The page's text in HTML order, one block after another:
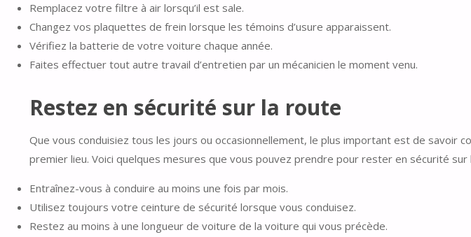
Remplacez votre filtre à air lorsqu’il est sale.
Changez vos plaquettes de frein lorsque les témoins d’usure apparaissent.
Vérifiez la batterie de votre voiture chaque année.
Faites effectuer tout autre travail d’entretien par un mécanicien le moment venu.
Restez en sécurité sur la route
Que vous conduisiez tous les jours ou occasionnellement, le plus important est de savoir
premier lieu. Voici quelques mesures que vous pouvez prendre pour rester en sécurité sur
Entraînez-vous à conduire au moins une fois par mois.
Utilisez toujours votre ceinture de sécurité lorsque vous conduisez.
Restez au moins à une longueur de voiture de la voiture qui vous précède.